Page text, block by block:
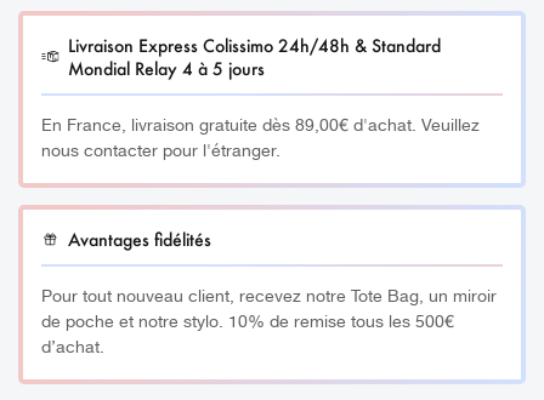
Livraison Express Colissimo 24h/48h & Standard
Mondial Relay 4 à 5 jours
En France, livraison gratuite dès 89,00€ d'achat. Veuillez
nous contacter pour l'étranger.
Avantages fidélités
Pour tout nouveau client, recevez notre Tote Bag, un miroir
de poche et notre stylo. 10% de remise tous les 500€
d’achat.